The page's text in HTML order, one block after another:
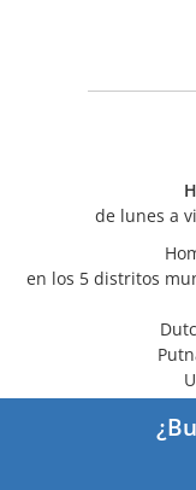
de lunes a
en los 5 distritos